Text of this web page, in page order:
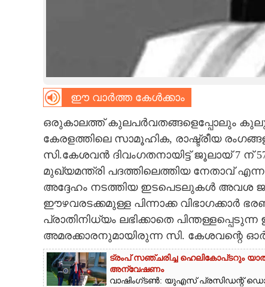
LITERATURE
CONTACT US
ഈ വാർത്ത കേൾക്കാം
ഒരുകാലത്ത് കുലപർവതങ്ങളെപ്പോലും
കേരളത്തിലെ സാമൂഹിക, രാഷ്ട്രീയ
സി.കേശവൻ ദിവംഗതനായിട്ട് ജൂലായ് 7 ന്
മുഖ്യമന്ത്രി പദത്തിലെത്തിയ നേതാവ്
അദ്ദേഹം നടത്തിയ ഇടപെടലുകൾ അവശ
ഈഴവരടക്കമുള്ള പിന്നാക്ക
പ്രാതിനിധ്യം ലഭിക്കാതെ
അമരക്കാരനുമായിരുന്ന സി. കേശവന്റെ
ട്രംപ് സഞ്ചരിച്ച ഹെലികോപ്‌ടറും
അന്വേഷണം
വാഷിംഗ്‌ടൺ: യുഎസ് പ്രസിഡന്റ്